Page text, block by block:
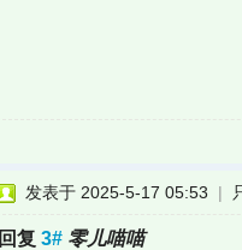
发表于 2025-5-17 05:53 |
回复 3# 零儿喵喵